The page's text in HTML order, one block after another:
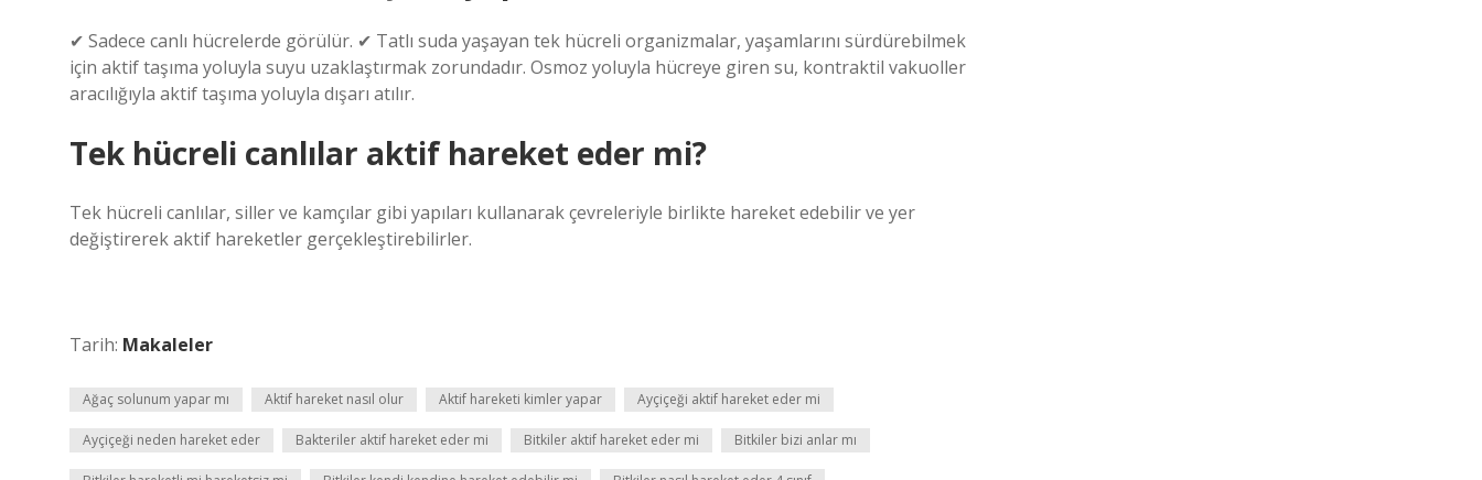
✔ Sadece canlı hücrelerde görülür. ✔ Tatlı suda yaşayan tek hücreli organizmalar, yaşamlarını sürdürebilmek
için aktif taşıma yoluyla suyu uzaklaştırmak zorundadır. Osmoz yoluyla hücreye giren su, kontraktil vakuoller
aracılığıyla aktif taşıma yoluyla dışarı atılır.
Tek hücreli canlılar aktif hareket eder mi?
Tek hücreli canlılar, siller ve kamçılar gibi yapıları kullanarak çevreleriyle birlikte hareket edebilir ve yer
değiştirerek aktif hareketler gerçekleştirebilirler.
Tarih: Makaleler
Ağaç solunum yapar mı Aktif hareket nasıl olur Aktif hareketi kimler yapar Ayçiçeği aktif hareket eder mi
Ayçiçeği neden hareket eder Bakteriler aktif hareket eder mi Bitkiler aktif hareket eder mi Bitkiler bizi anlar mı